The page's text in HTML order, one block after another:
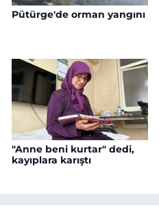
Pütürge'de orman yangını
"Anne beni kurtar" dedi,
kayıplara karıştı